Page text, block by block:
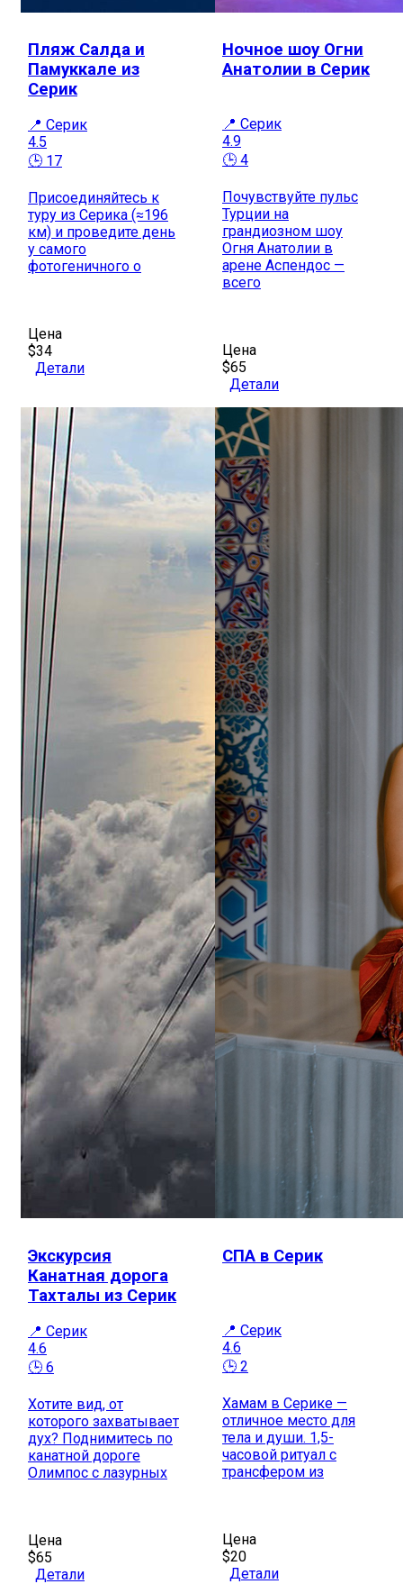
Пляж Салда и
Памуккале из
Серик
📍 Серик
4.5
🕒 17
Присоединяйтесь к
туру из Серика (≈196
км) и проведите день
у самого
фотогеничного о
Цена
$34
Детали
Ночное шоу Огни
Анатолии в Серик
📍 Серик
4.9
🕒 4
Почувствуйте пульс
Турции на
грандиозном шоу
Огня Анатолии в
арене Аспендос —
всего
Цена
$65
Детали
Экскурсия
Канатная дорога
Тахталы из Серик
📍 Серик
4.6
🕒 6
Хотите вид, от
которого захватывает
дух? Поднимитесь по
канатной дороге
Олимпос с лазурных
Цена
$65
Детали
СПА в Серик
📍 Серик
4.6
🕒 2
Хамам в Серике —
отличное место для
тела и души. 1,5-
часовой ритуал с
трансфером из
Цена
$20
Детали